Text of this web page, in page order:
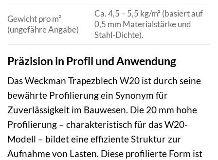
Gewicht pro m²
(ungefähre Angabe)
Ca. 4,5 – 5,5 kg/m² (basiert auf
0,5 mm Materialstärke und
Stahl-Dichte).
Präzision in Profil und Anwendung
Das Weckman Trapezblech W20 ist durch seine
bewährte Profilierung ein Synonym für
Zuverlässigkeit im Bauwesen. Die 20 mm hohe
Profilierung – charakteristisch für das W20-
Modell – bildet eine effiziente Struktur zur
Aufnahme von Lasten. Diese profilierte Form ist